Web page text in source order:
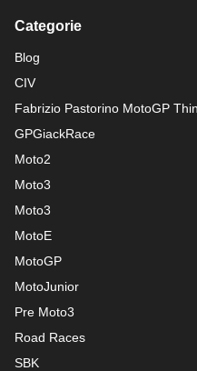
Categorie
Blog
CIV
Fabrizio Pastorino MotoGP
GPGiackRace
Moto2
Moto3
Moto3
MotoE
MotoGP
MotoJunior
Pre Moto3
Road Races
SBK